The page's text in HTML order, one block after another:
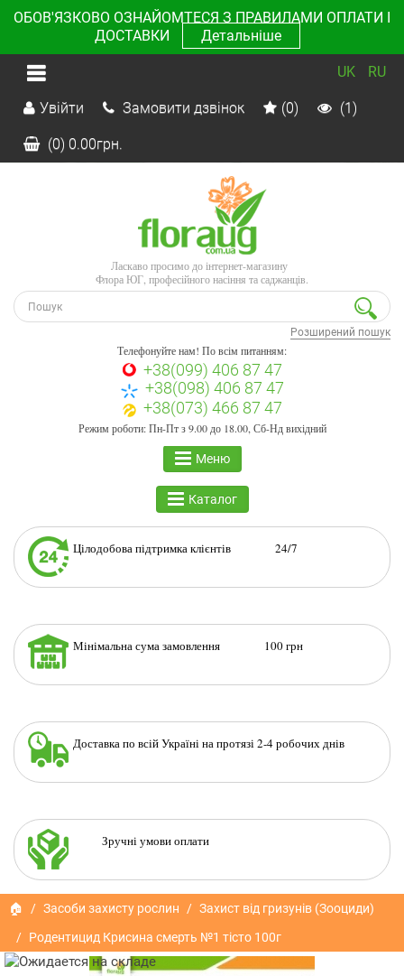
ОБОВ'ЯЗКОВО ОЗНАЙОМТЕСЯ З ПРАВИЛАМИ ОПЛАТИ І
ДОСТАВКИ
Детальніше
UK RU
Увійти Замовити дзвінок (0) (1)
(0) 0.00грн.
Ласкаво просимо до інтернет-магазину
Флора ЮГ, професійного насіння та саджанців.
Розширений пошук
Телефонуйте нам! По всім питанням:
+38(099) 406 87 47
+38(098) 406 87 47
+38(073) 466 87 47
Режим роботи: Пн-Пт з 9.00 до 18.00, Сб-Нд вихідний
Меню
Каталог
Цілодобова підтримка клієнтів 24/7
Мінімальна сума замовлення 100 грн
Доставка по всій Україні на протязі 2-4 робочих днів
Зручні умови оплати
🏠 Засоби захисту рослин
Захист від гризунів (Зооциди)
Родентицид Крисина смерть №1 тісто 100г